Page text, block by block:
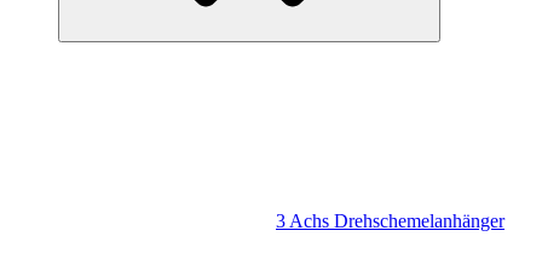
3 Achs Drehschemelanhänger